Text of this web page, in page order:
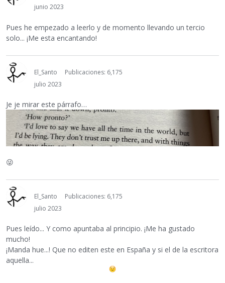
junio 2023
Pues he empezado a leerlo y de momento llevando un tercio
solo... ¡Me esta encantando!
El_Santo
Publicaciones: 6,175
julio 2023
Je je mirar este párrafo…
😜
El_Santo
Publicaciones: 6,175
julio 2023
Pues leído... Y como apuntaba al principio. ¡Me ha gustado
mucho!
¡Manda hue...! Que no editen este en España y si el de la escritora
aquella...